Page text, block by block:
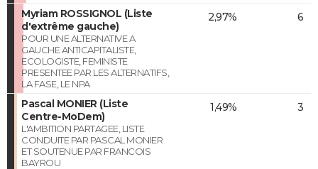
Myriam ROSSIGNOL (Liste
d'extrême gauche)
POUR UNE ALTERNATIVE A
GAUCHE ANTICAPITALISTE,
ECOLOGISTE, FEMINISTE
PRESENTEE PAR LES ALTERNATIFS,
LA FASE, LE NPA
2,97% 6
Pascal MONIER (Liste
Centre-MoDem)
L'AMBITION PARTAGEE, LISTE
CONDUITE PAR PASCAL MONIER
ET SOUTENUE PAR FRANCOIS
BAYROU
1,49% 3